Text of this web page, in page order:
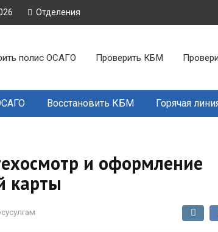
Отделения
полис ОСАГО Проверить КБМ
Восстановить КБМ Горячая
и оформление
карты